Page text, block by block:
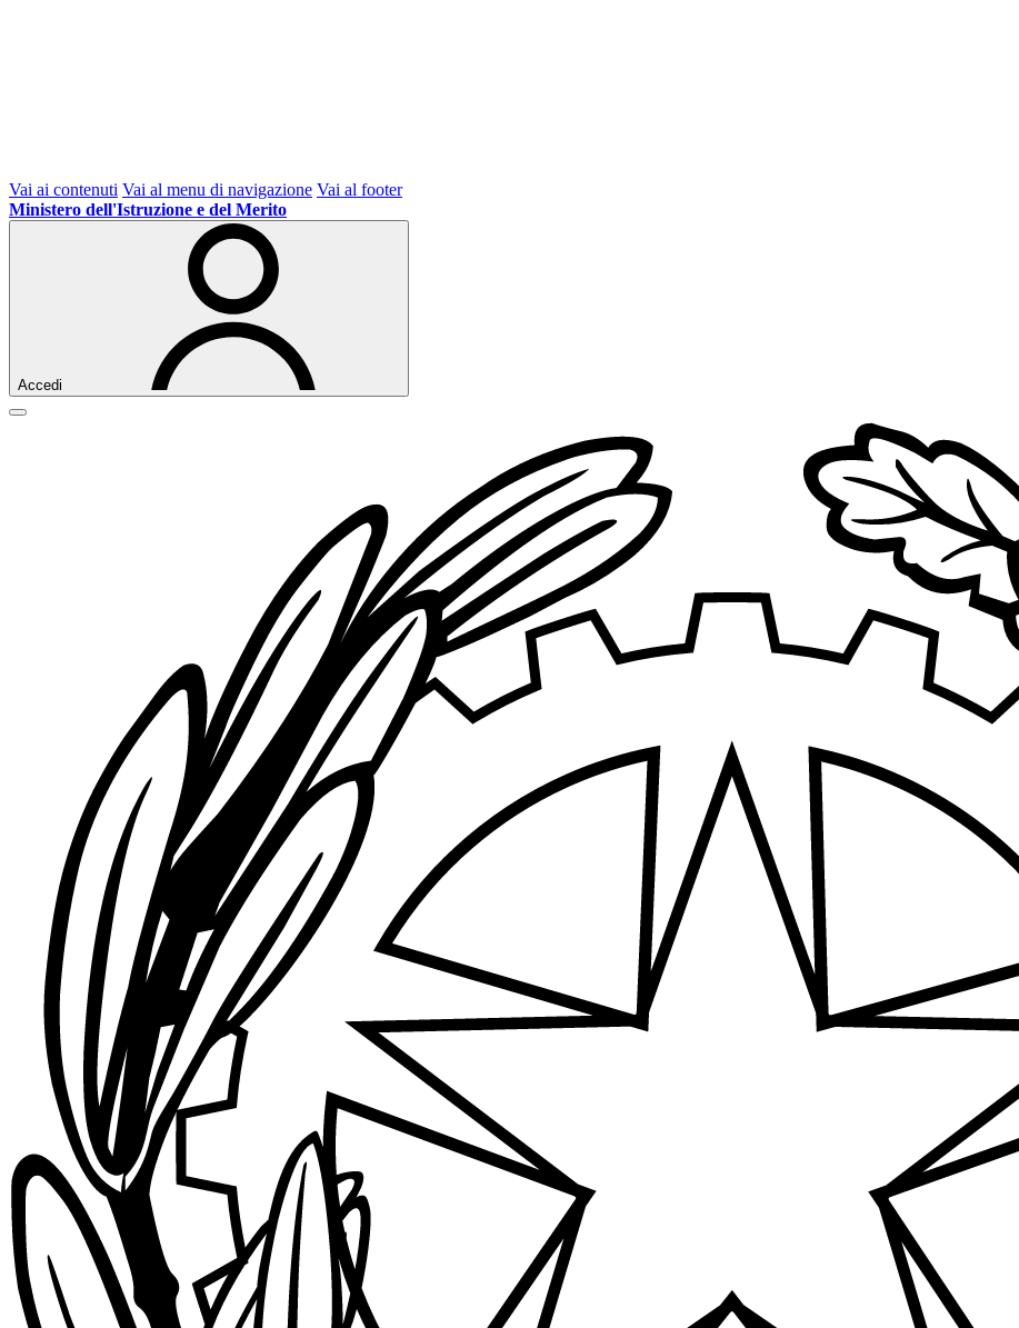
Vai ai contenuti Vai al menu di navigazione Vai al footer
Ministero dell'Istruzione e del Merito
Accedi